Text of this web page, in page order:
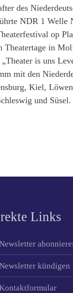
des
NDR 1 Welle
op
Theatertage in
is uns
mit den
Kiel,
und
Links
kündigen